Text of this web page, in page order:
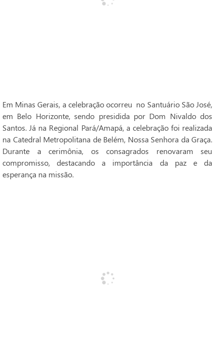
Em Minas Gerais, a celebração ocorreu no Santuário São José,
em Belo Horizonte, sendo presidida por Dom Nivaldo dos
Santos. Já na Regional Pará/Amapá, a celebração foi realizada
na Catedral Metropolitana de Belém, Nossa Senhora da Graça.
Durante a cerimônia, os consagrados renovaram seu
compromisso, destacando a importância da paz e da
esperança na missão.